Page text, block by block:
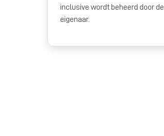
inclusive wordt beheerd door de
eigenaar.